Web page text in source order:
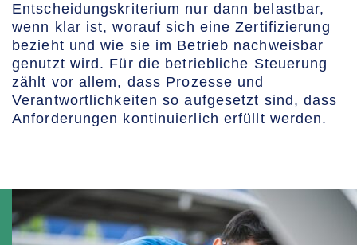
Entscheidungskriterium nur dann belastbar,
wenn klar ist, worauf sich eine Zertifizierung
bezieht und wie sie im Betrieb nachweisbar
genutzt wird. Für die betriebliche Steuerung
zählt vor allem, dass Prozesse und
Verantwortlichkeiten so aufgesetzt sind, dass
Anforderungen kontinuierlich erfüllt werden.